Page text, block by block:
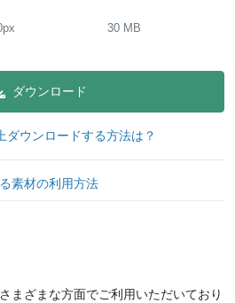
px 30 MB
ダウンロード
ダウンロードする方法は？
素材の利用方法
まざまな方面でご利用いただいており